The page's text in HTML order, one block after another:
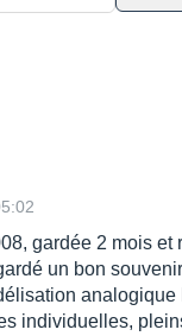
gardée 2 mois et
un bon
analogique
individuelles,